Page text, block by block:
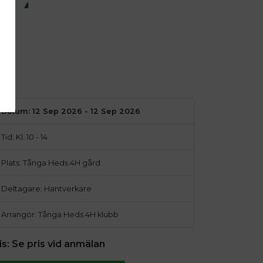
Datum: 12 Sep 2026 - 12 Sep 2026
Tid: Kl. 10 - 14
Plats: Tånga Heds 4H gård
Deltagare: Hantverkare
Arrangör: Tånga Heds 4H klubb
Se pris vid anmälan